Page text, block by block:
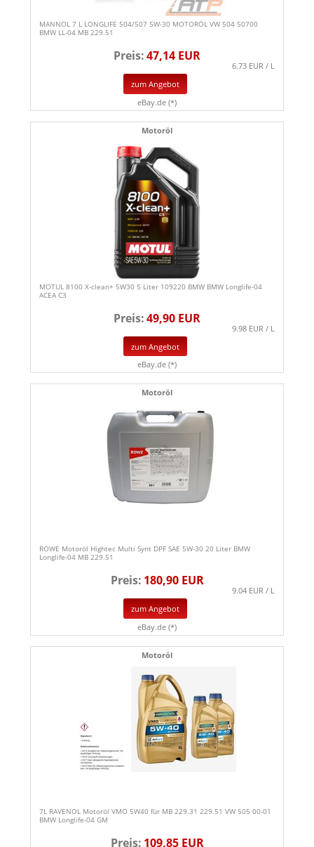
MANNOL 7 L LONGLIFE 504/507 5W-30 MOTORÖL VW 504 50700
BMW LL-04 MB 229.51
Preis:47,14 EUR
6.73 EUR / L
zum Angebot
eBay.de (*)
Motoröl
MOTUL 8100 X-clean+ 5W30 5 Liter 109220 BMW BMW Longlife-04
ACEA C3
Preis:49,90 EUR
9.98 EUR / L
zum Angebot
eBay.de (*)
Motoröl
ROWE Motoröl Hightec Multi Synt DPF SAE 5W-30 20 Liter BMW
Longlife-04 MB 229.51
Preis: 180,90 EUR
9.04 EUR / L
zum Angebot
eBay.de (*)
Motoröl
7L RAVENOL Motoröl VMO 5W40 für MB 229.31 229.51 VW 505 00-01
BMW Longlife-04 GM
Preis: 109,85 EUR